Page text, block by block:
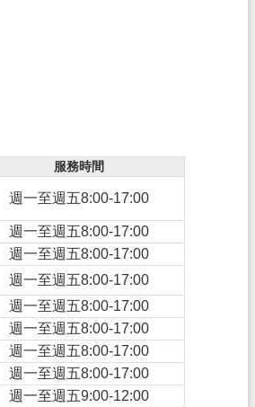
服務時間
週一至週五8:00-17:00
週一至週五8:00-17:00
週一至週五8:00-17:00
週一至週五8:00-17:00
週一至週五8:00-17:00
週一至週五8:00-17:00
週一至週五8:00-17:00
週一至週五8:00-17:00
週一至週五9:00-12:00